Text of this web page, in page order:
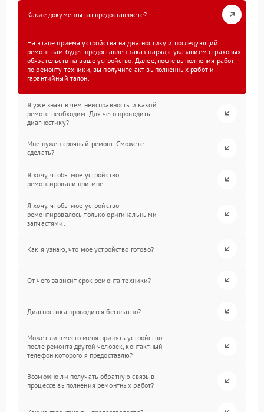
Какие документы вы предоставляете?
На этапе приема устройства на диагностику и последующий
ремонт вам будет предоставлен заказ-наряд с указанием страховых
обязательств на ваше устройство. Далее, после выполнения работ
по ремонту техники, вы получите акт выполненных работ и
гарантийный талон.
Я уже знаю в чем неисправность и какой
ремонт необходим. Для чего проводить
диагностику?
Мне нужен срочный ремонт. Сможете
сделать?
Я хочу, чтобы мое устройство
ремонтировали при мне.
Я хочу, чтобы мое устройство
ремонтировалось только оригинальными
запчастями.
Как я узнаю, что мое устройство готово?
От чего зависит срок ремонта техники?
Диагностика проводится бесплатно?
Может ли вместо меня принять устройство
после ремонта другой человек, контактный
телефон которого я предоставлю?
Возможно ли получать обратную связь в
процессе выполнения ремонтных работ?